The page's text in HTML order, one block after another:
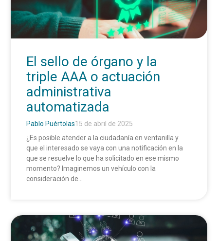
El sello de órgano y la
triple AAA o actuación
administrativa
automatizada
Pablo Puértolas15 de abril de 2025
¿Es posible atender a la ciudadanía en ventanilla y
que el interesado se vaya con una notificación en la
que se resuelve lo que ha solicitado en ese mismo
momento? Imaginemos un vehículo con la
consideración de...